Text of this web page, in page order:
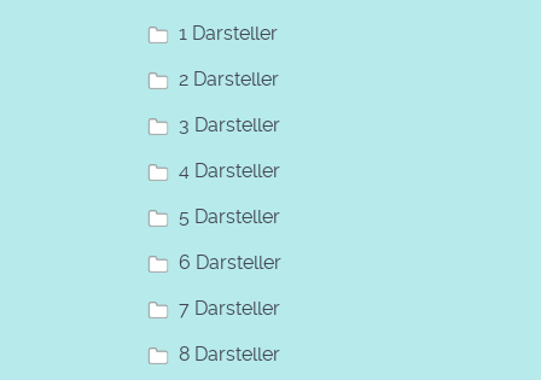
1 Darsteller
2 Darsteller
3 Darsteller
4 Darsteller
5 Darsteller
6 Darsteller
7 Darsteller
8 Darsteller